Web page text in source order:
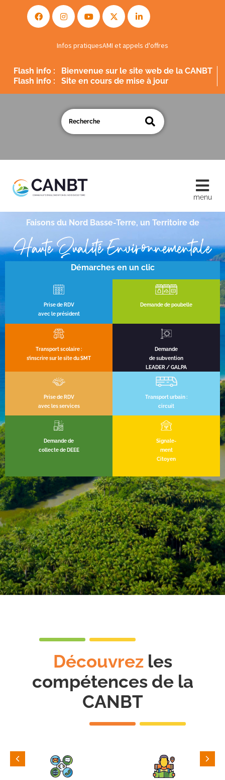
Flash info :
Site en cours de mise à jour
Flash info :
Bienvenue sur le site web de la CANBT
Infos pratiquesAMI et appels d'offres
Faisons du Nord Basse-Terre, un Territoire de
Haute Qualité Environnementale
Démarches en un clic
Prise de RDV
avec le président
Demande de poubelle
Transport scolaire :
s’inscrire sur le site du SMT
Demande
de subvention
LEADER / GALPA
Prise de RDV
avec les services
Transport urbain :
circuit
Demande de
collecte de DEEE
Signale-
ment
Citoyen
Découvrezles
compétences de la
CANBT